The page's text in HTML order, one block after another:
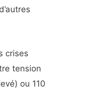
crises
tension
ou 110